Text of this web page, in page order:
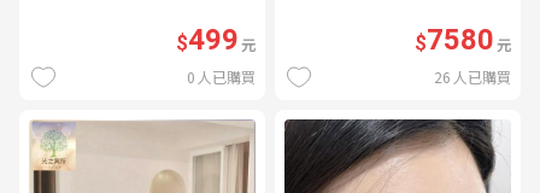
$499元
0 人已購買
$7580元
26 人已購買